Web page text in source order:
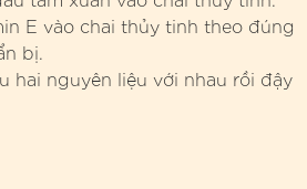
E vào chai thủy tinh theo đúng
bị.
hai nguyên liệu với nhau rồi đậy